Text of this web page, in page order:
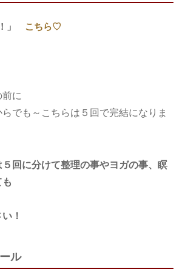
！」 こちら♡
前に
でも～こちらは５回で完結になりま
回に分けて整理の事やヨガの事、瞑
！
ル